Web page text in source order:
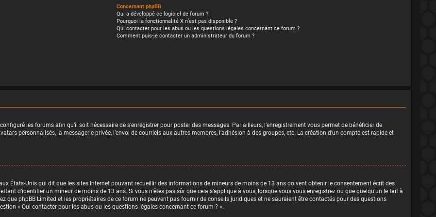
Concernant phpBB
Qui a développé ce logiciel de forum ?
Pourquoi la fonctionnalité X n’est pas disponible ?
Qui contacter pour les abus ou les questions légales concernant ce forum ?
Comment puis-je contacter un administrateur du forum ?
les forums afin qu’il soit nécessaire de s’enregistrer pour poster des messages. Par ailleurs, l’enregistrement vous permet de bénéficier de
personnalisés, la messagerie privée, l’envoi de courriels aux autres membres, l’adhésion à des groupes, etc. La création d’un compte est rapide et
États-Unis qui dit que les sites Internet pouvant recueillir des informations de mineurs de moins de 13 ans doivent obtenir le consentement écrit des
d’identifier un mineur de moins de 13 ans. Si vous n’êtes pas sûr que cela s’applique à vous, lorsque vous vous enregistrez ou que quelqu’un le fait à
que phpBB Limited et les propriétaires de ce forum ne peuvent pas fournir de conseils juridiques et ne sauraient être contactés pour des questions
« Qui contacter pour les abus ou les questions légales concernant ce forum ? ».